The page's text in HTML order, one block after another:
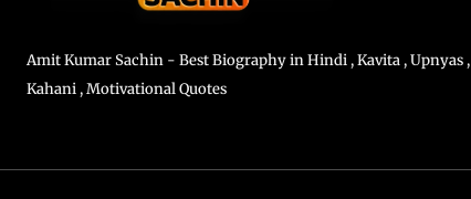
Amit Kumar Sachin - Best Biography in Hindi , Kavita , Upnyas ,
Kahani , Motivational Quotes